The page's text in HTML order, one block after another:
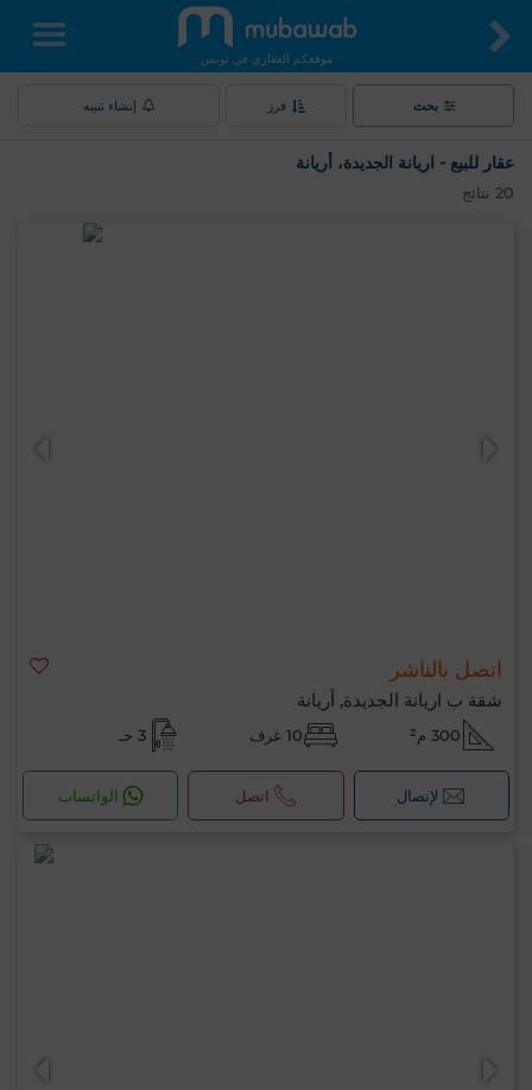
موقعكم العقاري في تونس
بحث فرز إنشاء تنبيه
عقار للبيع - اريانة الجديدة، أريانة
20 نتائج
اتصل بالناشر
شقة ب اريانة الجديدة, أريانة
300 م² 10 غرف 3 حـ
لإتصال اتصل الواتساب